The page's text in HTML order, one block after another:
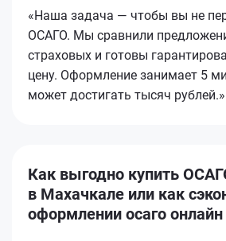
«Наша задача — чтобы вы не
ОСАГО. Мы сравнили
страховых и готовы
цену. Оформление занимает 5
может достигать тысяч рублей.»
Как выгодно купить
в Махачкале или как
оформлении осаго